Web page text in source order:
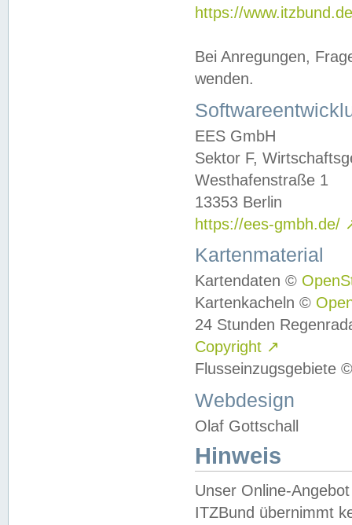
https://
Bei Anregungen,
wenden.
EES GmbH
Sektor F,
Westhafenstraße 1
13353 Berlin
https://ees-gmbh.de/
Kartenmaterial
Kartendaten ©
Kartenkacheln ©
24 Stunden
Copyright ↗
Flusseinzugsgebiete
Webdesign
Olaf Gottschall
Hinweis
Unser Online-
ITZBund übernimmt